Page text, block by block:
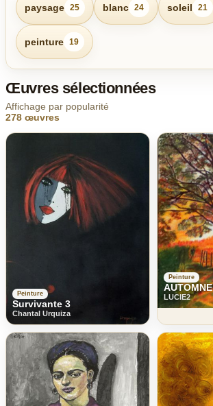
paysage 25 blanc 24 soleil 21
peinture 19
Œuvres sélectionnées
Affichage par popularité
278 œuvres
Peinture
Survivante 3
Chantal Urquiza
Peinture
AUTOMNE
LUCIE2